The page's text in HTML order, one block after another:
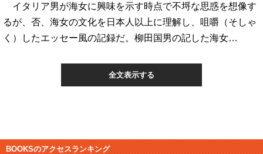
イタリア男が海女に興味を示す時点で不埒な思惑を想像す
るが、否、海女の文化を日本人以上に理解し、咀嚼（そしゃ
く）したエッセー風の記録だ。柳田国男の記した海女…
全文表示する
BOOKSのアクセスランキング